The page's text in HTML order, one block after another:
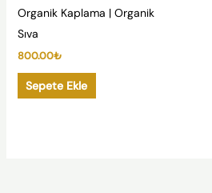
Organik Kaplama | Organik
Sıva
800.00₺
Sepete Ekle